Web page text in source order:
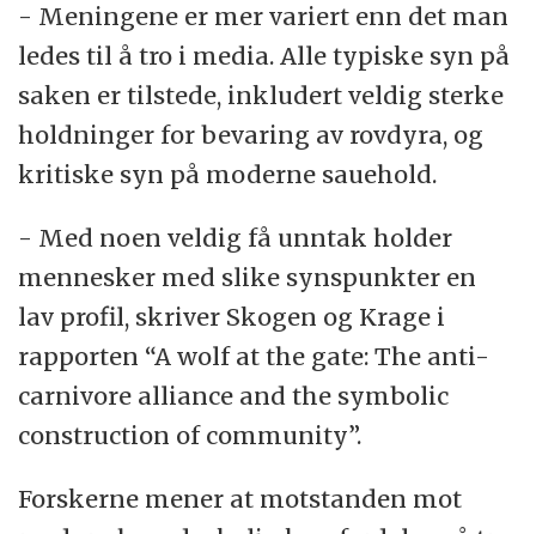
- Meningene er mer variert enn det man
ledes til å tro i media. Alle typiske syn på
saken er tilstede, inkludert veldig sterke
holdninger for bevaring av rovdyra, og
kritiske syn på moderne sauehold.
- Med noen veldig få unntak holder
mennesker med slike synspunkter en
lav profil, skriver Skogen og Krage i
rapporten “A wolf at the gate: The anti-
carnivore alliance and the symbolic
construction of community”.
Forskerne mener at motstanden mot